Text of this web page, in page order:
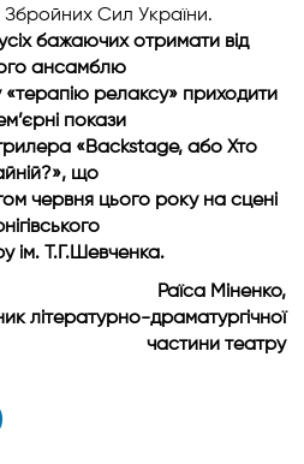
Збройних Сил України.
бажаючих отримати від
ансамблю
«терапію релаксу» приходити
покази
«Backstage, або Хто
що
червня цього року на сцені
ім. Т.Г.Шевченка.
Раїса Міненко,
літературно-драматургічної
частини театру